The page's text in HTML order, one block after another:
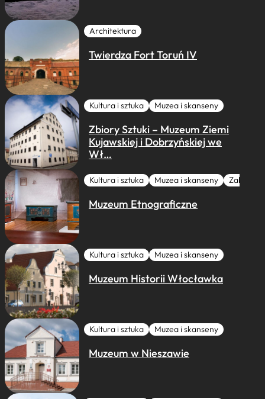
Architektura
Twierdza Fort Toruń IV
Kultura i sztuka Muzea i skanseny
Zbiory Sztuki – Muzeum Ziemi
Kujawskiej i Dobrzyńskiej we
Wł…
Kultura i sztuka Muzea i skanseny Zabytki I
Muzeum Etnograficzne
Kultura i sztuka Muzea i skanseny
Muzeum Historii Włocławka
Kultura i sztuka Muzea i skanseny
Muzeum w Nieszawie